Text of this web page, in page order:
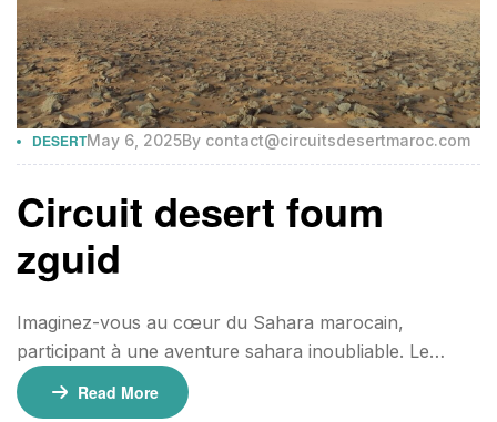
DESERTMay 6, 2025By contact@circuitsdesertmaroc.com
Circuit desert foum
zguid
Imaginez-vous au cœur du Sahara marocain,
participant à une aventure sahara inoubliable. Le
circuit Foum Zguid vous invite à explorer les paysages
époustouflants du désert, offrant une expérience
Read More